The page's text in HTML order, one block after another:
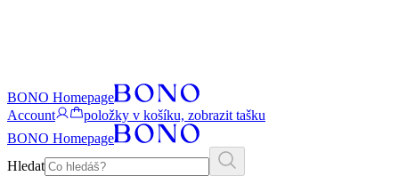
BONO Homepage
Account
položky v košíku, zobrazit tašku
BONO Homepage
Hledat